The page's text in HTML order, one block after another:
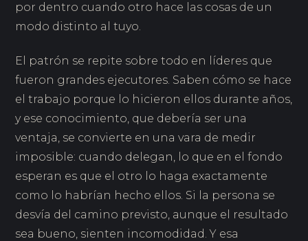
por dentro cuando otro hace las cosas de un
modo distinto al tuyo.
El patrón se repite sobre todo en líderes que
fueron grandes ejecutores. Saben cómo se hace
el trabajo porque lo hicieron ellos durante años,
y ese conocimiento, que debería ser una
ventaja, se convierte en una vara de medir
imposible: cuando delegan, lo que en el fondo
esperan es que el otro lo haga exactamente
como lo habrían hecho ellos. Si la persona se
desvía del camino previsto, aunque el resultado
sea bueno, sienten incomodidad. Y esa